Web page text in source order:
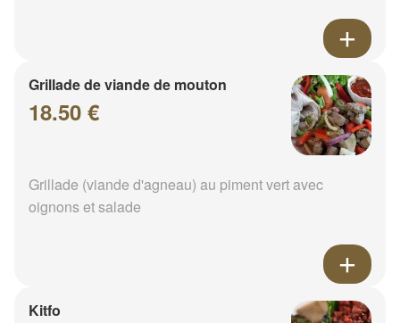
Grillade de viande de mouton
18.50 €
Grillade (viande d'agneau) au piment vert avec
oignons et salade
Kitfo